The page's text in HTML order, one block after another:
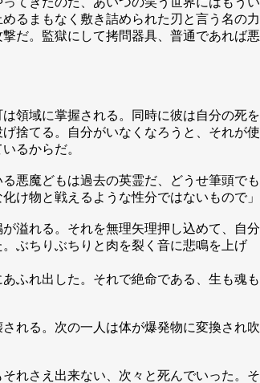
るまもなく敷き詰められた刃と言う名の力
だ。監獄にして拷問器具、普通であれば悪
領域に掌握される。同時に彼は自分の死を
捨てる。自分がいなくなろうと、それが使
るからだ。
悪魔どもは過去の英霊だ、どうせ筆頭でも
け物と戦えるような性分ではないもので」
溢れる。それを無理矢理押し込めて、自分
ぶちりぶちりと肉を裂く音に悲鳴を上げ
ふれ出した。それで絶命である、生も魂も
れる。次の一人は体が爆発物に変換され吹
れさえ出来ない、次々と死んでいった。そ